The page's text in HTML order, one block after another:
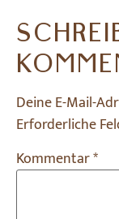
Deine E-Mail-
Erforderliche
Kommentar*